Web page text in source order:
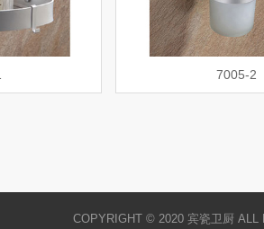
7005-2
COPYRIGHT © 2020 宾瓷卫厨 ALL